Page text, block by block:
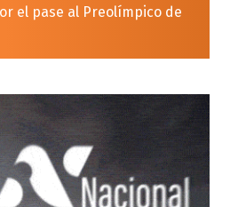
el pase al Preolímpico de